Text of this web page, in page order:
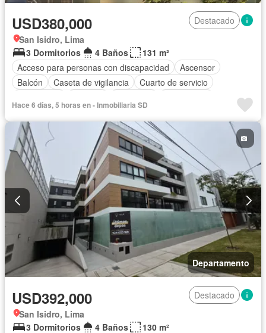
USD380,000
Destacado
San Isidro, Lima
3 Dormitorios
4 Baños
131 m²
Acceso para personas con discapacidad
Ascensor
Balcón
Caseta de vigilancia
Cuarto de servicio
Hace 6 días, 5 horas en - Inmobiliaria SD
Departamento
USD392,000
Destacado
San Isidro, Lima
3 Dormitorios
4 Baños
130 m²